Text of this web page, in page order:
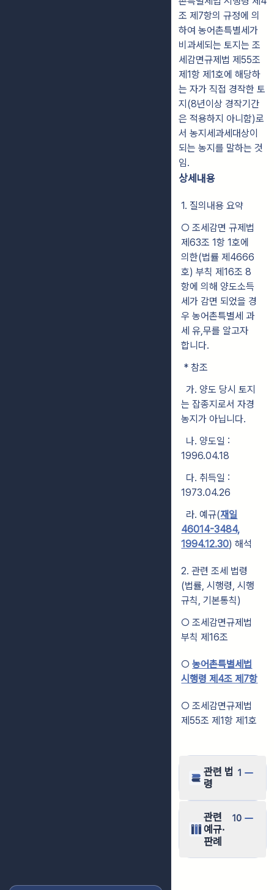
조 제7항의 규정에 의
하여 농어촌특별세가
비과세되는 토지는 조
세감면규제법 제55조
제1항 제1호에 해당하
는 자가 직접 경작한 토
지(8년이상 경작기간
은 적용하지 아니함)로
서 농지세과세대상이
되는 농지를 말하는 것
임.
상세내용
1. 질의내용 요약
○ 조세감면 규제법
제63조 1항 1호에
의한(법률 제4666
호) 부칙 제16조 8
항에 의해 양도소득
세가 감면 되었을 경
우 농어촌특별세 과
세 유,무를 알고자
합니다.
* 참조
가. 양도 당시 토지
는 잡종지로서 자경
농지가 아닙니다.
나. 양도일 :
1996.04.18
다. 취득일 :
1973.04.26
라. 예규(재일
46014-3484,
1994.12.30) 해석
2. 관련 조세 법령
(법률, 시행령, 시행
규칙, 기본통칙)
○ 조세감면규제법
부칙 제16조
○농어촌특별세법
시행령 제4조 제7항
○ 조세감면규제법
제55조 제1항 제1호
관련 법
령
1
관련
예규·
판례
10